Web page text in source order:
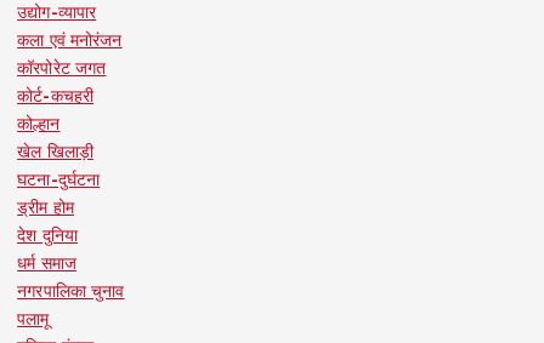
उद्योग-व्यापार
कला एवं मनोरंजन
कॉरपोरेट जगत
कोर्ट-कचहरी
कोल्हान
खेल खिलाड़ी
घटना-दुर्घटना
ड्रीम होम
देश दुनिया
धर्म समाज
नगरपालिका चुनाव
पलामू